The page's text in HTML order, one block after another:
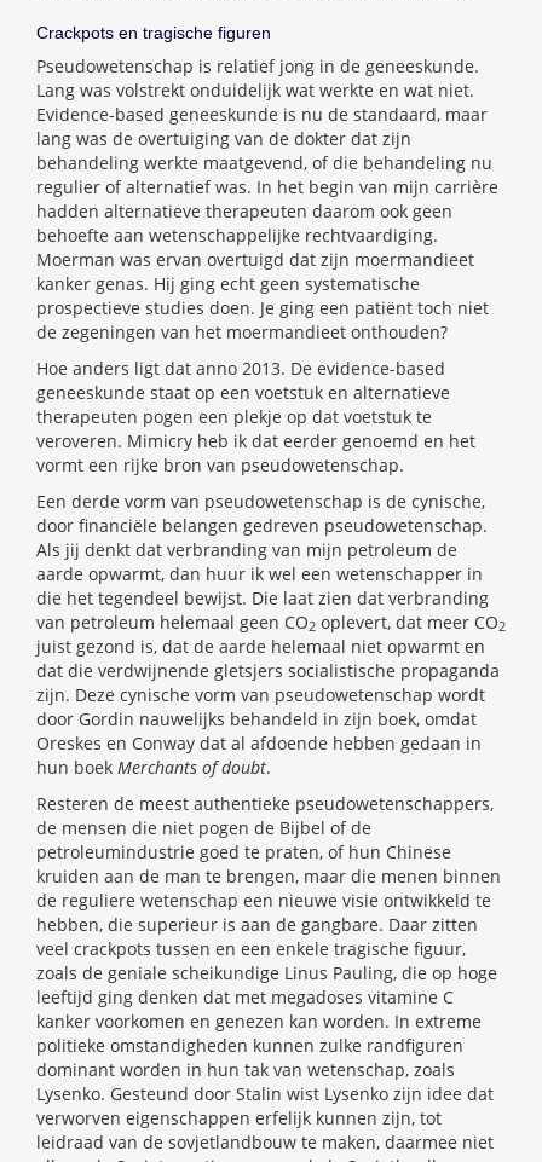
Crackpots en tragische figuren
Pseudowetenschap is relatief jong in de geneeskunde.
Lang was volstrekt onduidelijk wat werkte en wat niet.
Evidence-based geneeskunde is nu de standaard, maar
lang was de overtuiging van de dokter dat zijn
behandeling werkte maatgevend, of die behandeling nu
regulier of alternatief was. In het begin van mijn carrière
hadden alternatieve therapeuten daarom ook geen
behoefte aan wetenschappelijke rechtvaardiging.
Moerman was ervan overtuigd dat zijn moermandieet
kanker genas. Hij ging echt geen systematische
prospectieve studies doen. Je ging een patiënt toch niet
de zegeningen van het moermandieet onthouden?
Hoe anders ligt dat anno 2013. De evidence-based
geneeskunde staat op een voetstuk en alternatieve
therapeuten pogen een plekje op dat voetstuk te
veroveren. Mimicry heb ik dat eerder genoemd en het
vormt een rijke bron van pseudowetenschap.
Een derde vorm van pseudowetenschap is de cynische,
door financiële belangen gedreven pseudowetenschap.
Als jij denkt dat verbranding van mijn petroleum de
aarde opwarmt, dan huur ik wel een wetenschapper in
die het tegendeel bewijst. Die laat zien dat verbranding
van petroleum helemaal geen CO2 oplevert, dat meer CO2
juist gezond is, dat de aarde helemaal niet opwarmt en
dat die verdwijnende gletsjers socialistische propaganda
zijn. Deze cynische vorm van pseudowetenschap wordt
door Gordin nauwelijks behandeld in zijn boek, omdat
Oreskes en Conway dat al afdoende hebben gedaan in
hun boek Merchants of doubt.
Resteren de meest authentieke pseudowetenschappers,
de mensen die niet pogen de Bijbel of de
petroleumindustrie goed te praten, of hun Chinese
kruiden aan de man te brengen, maar die menen binnen
de reguliere wetenschap een nieuwe visie ontwikkeld te
hebben, die superieur is aan de gangbare. Daar zitten
veel crackpots tussen en een enkele tragische figuur,
zoals de geniale scheikundige Linus Pauling, die op hoge
leeftijd ging denken dat met megadoses vitamine C
kanker voorkomen en genezen kan worden. In extreme
politieke omstandigheden kunnen zulke randfiguren
dominant worden in hun tak van wetenschap, zoals
Lysenko. Gesteund door Stalin wist Lysenko zijn idee dat
verworven eigenschappen erfelijk kunnen zijn, tot
leidraad van de sovjetlandbouw te maken, daarmee niet